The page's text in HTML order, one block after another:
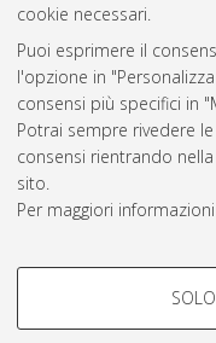
cookie necessari.
Puoi esprimere il
l'opzione in
consensi più specifici in
Potrai sempre rivedere
consensi rientrando
sito.
Per maggiori informazioni
COOKIE DI
Atom
Rss 1.0
Rss 2.0
ISSN: 2038-7946
Impostazioni Cookie
Informativa sulla
Condizioni d’uso del